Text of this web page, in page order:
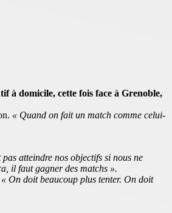
à domicile, cette fois face à Grenoble,
« Quand on fait un match comme celui-
pas atteindre nos objectifs si nous ne
il faut gagner des matchs ».
« On doit beaucoup plus tenter. On doit